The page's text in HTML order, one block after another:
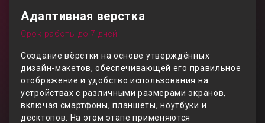
Адаптивная верстка
Срок работы до 7 дней
Создание вёрстки на основе утверждённых
дизайн-макетов, обеспечивающей его правильное
отображение и удобство использования на
устройствах с различными размерами экранов,
включая смартфоны, планшеты, ноутбуки и
десктопов. На этом этапе применяются